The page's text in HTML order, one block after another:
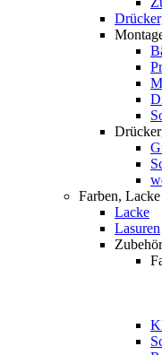
Farben,
Lacke
Lasuren
Zubehör